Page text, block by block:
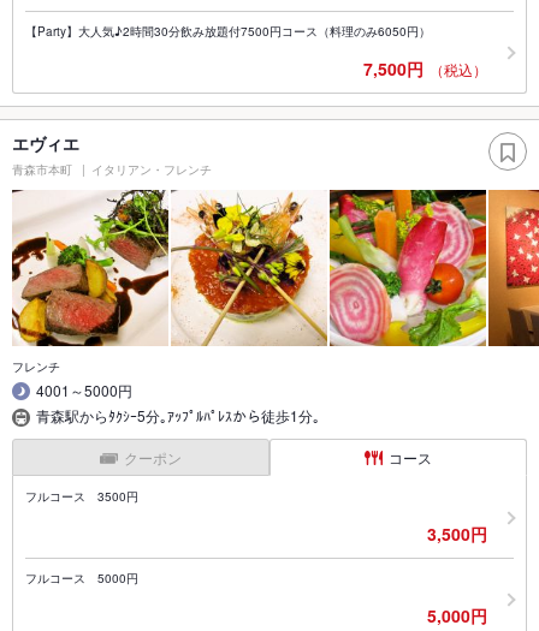
【Party】大人気♪2時間30分飲み放題付7500円コース（料理のみ6050円）
7,500円 （税込）
エヴィエ
青森市本町 イタリアン・フレンチ
フレンチ
4001～5000円
青森駅からﾀｸｼｰ5分｡ｱｯﾌﾟﾙﾊﾟﾚｽから徒歩1分｡
クーポン コース
フルコース 3500円
3,500円
フルコース 5000円
5,000円